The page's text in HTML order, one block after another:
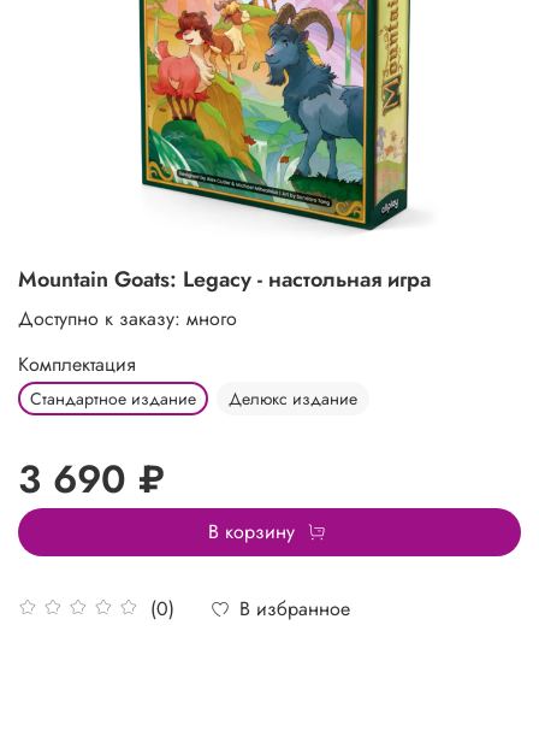
Mountain Goats: Legacy - настольная игра
(0) В избранное
Комплектация
Стандартное издание Делюкс издание
Доступно к заказу: много
3 690 ₽
В корзину